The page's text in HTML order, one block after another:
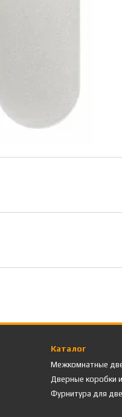
Каталог
Межкомнатные
Дверные коробки
Фурнитура для